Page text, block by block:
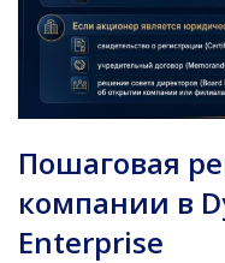
Пошаговая
компании в
Enterprise